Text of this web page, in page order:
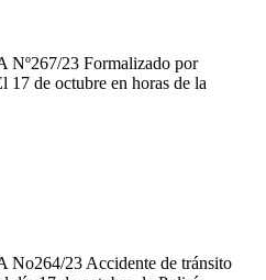
23 Formalizado por
de octubre en horas de la
23 Accidente de tránsito